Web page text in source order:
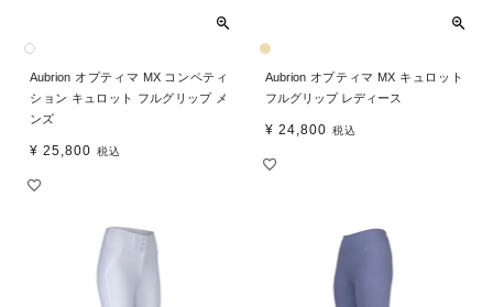
Aubrion オプティマ MX コンペティ
ション キュロット フルグリップ メ
ンズ
¥ 25,800 税込
Aubrion オプティマ MX キュロット
フルグリップ レディース
¥ 24,800 税込